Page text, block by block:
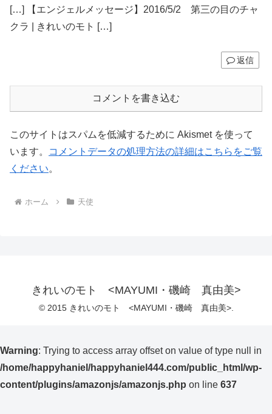
[…] 【エンジェルメッセージ】2016/5/2 第三の目のチャ
クラ | きれいのモト […]
返信
コメントを書き込む
このサイトはスパムを低減するために Akismet を使って
います。
コメントデータの処理方法の詳細はこちらをご覧
ください。
ホーム 天使
きれいのモト <MAYUMI・磯崎 真由美>
© 2015 きれいのモト <MAYUMI・磯崎 真由美>.
Warning: Trying to access array offset on value of type null in
/home/happyhaniel/happyhaniel444.com/public_html/wp-
content/plugins/amazonjs/amazonjs.php on line 637